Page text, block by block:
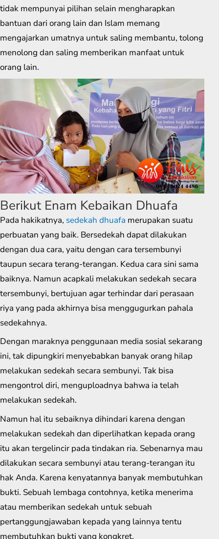
tidak mempunyai pilihan selain mengharapkan
bantuan dari orang lain dan Islam memang
mengajarkan umatnya untuk saling membantu, tolong
menolong dan saling memberikan manfaat untuk
orang lain.
Berikut Enam Kebaikan Dhuafa
Pada hakikatnya, sedekah dhuafa merupakan suatu
perbuatan yang baik. Bersedekah dapat dilakukan
dengan dua cara, yaitu dengan cara tersembunyi
taupun secara terang-terangan. Kedua cara sini sama
baiknya. Namun acapkali melakukan sedekah secara
tersembunyi, bertujuan agar terhindar dari perasaan
riya yang pada akhirnya bisa menggugurkan pahala
sedekahnya.
Dengan maraknya penggunaan media sosial sekarang
ini, tak dipungkiri menyebabkan banyak orang hilap
melakukan sedekah secara sembunyi. Tak bisa
mengontrol diri, menguploadnya bahwa ia telah
melakukan sedekah.
Namun hal itu sebaiknya dihindari karena dengan
melakukan sedekah dan diperlihatkan kepada orang
itu akan tergelincir pada tindakan ria. Sebenarnya mau
dilakukan secara sembunyi atau terang-terangan itu
hak Anda. Karena kenyatannya banyak membutuhkan
bukti. Sebuah lembaga contohnya, ketika menerima
atau memberikan sedekah untuk sebuah
pertanggungjawaban kepada yang lainnya tentu
membutuhkan bukti yang kongkret.